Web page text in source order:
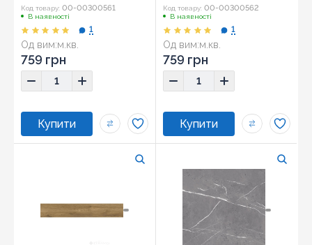
Код товару: 00-00300561
В наявності
Од вим:м.кв.
1
759 грн
Код товару: 00-00300562
В наявності
Од вим:м.кв.
1
759 грн